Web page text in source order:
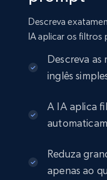
Seller id, URL,
info, Stars,
eCommerce
eBay
Descreva
IA aplicar os filtros
Descreva as
inglês
A IA aplica
Reduza
apenas ao